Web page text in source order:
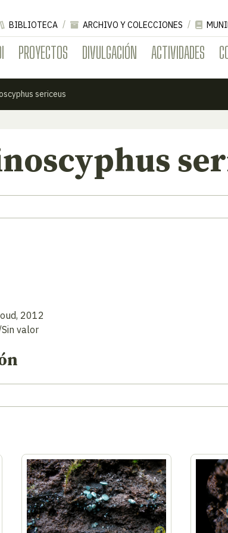
PROYECTOS DIVULGACIÓN ACTIVIDADES
BIBLIOTECA ARCHIVO Y COLECCIONES
sericeus
2012
valor